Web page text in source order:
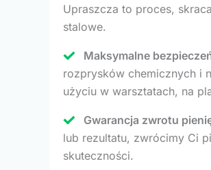
Upraszcza to proces,
stalowe.
Maksymalne
rozprysków chemicznych i
użyciu w warsztatach, na
Gwarancja zwrotu
lub rezultatu, zwrócimy Ci
skuteczności.